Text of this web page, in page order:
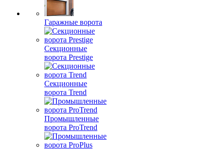
Гаражные ворота
Секционные
ворота Prestige
Секционные
ворота Trend
Промышленные
ворота ProTrend